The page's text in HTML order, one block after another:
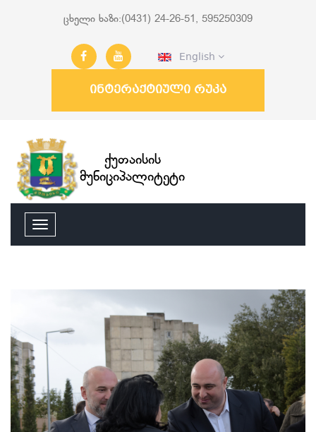
ცხელი ხაზი:(0431) 24-26-51, 595250309
English
ინტერაქტიული რუკა
ქუთაისის
მუნიციპალიტეტი